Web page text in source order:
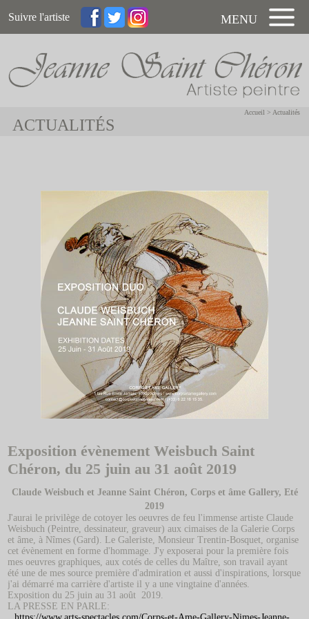
Suivre l'artiste MENU
Accueil > Actualités
ACTUALITÉS
Exposition évènement Weisbuch Saint
Chéron, du 25 juin au 31 août 2019
Claude Weisbuch et Jeanne Saint Chéron, Corps et âme Gallery, Eté
2019
J'aurai le privilège de cotoyer les oeuvres de feu l'immense artiste Claude
Weisbuch (Peintre, dessinateur, graveur) aux cimaises de la Galerie Corps
et âme, à Nîmes (Gard). Le Galeriste, Monsieur Trentin-Bosquet, organise
cet évènement en forme d'hommage. J'y exposerai pour la première fois
mes oeuvres graphiques, aux cotés de celles du Maître, son travail ayant
été une de mes source première d'admiration et aussi d'inspirations, lorsque
j'ai démarré ma carrière d'artiste il y a une vingtaine d'années.
Exposition du 25 juin au 31 août 2019.
LA PRESSE EN PARLE:
https://www.arts-spectacles.com/Corps-et-Ame-Gallery-Nimes-Jeanne-